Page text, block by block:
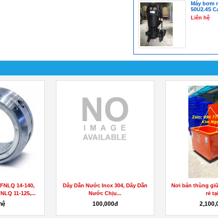
Máy bơm
50U2.4S
Liên hệ
450 lít giá
Nơi bán thùng nhựa chữ nhật 750
lít tại bình...
850,000đ
Tấm graphite
lựa chọn
Liên